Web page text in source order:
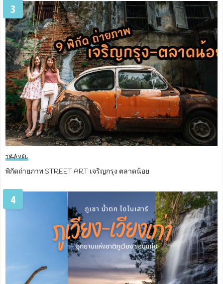
3
TRAVEL
พิกัดถ่ายภาพ STREET ART เจริญกรุง ตลาดน้อย
4